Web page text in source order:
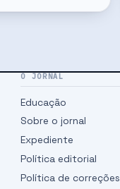
O JORNAL
Educação
Sobre o jornal
Expediente
Política editorial
Política de correções